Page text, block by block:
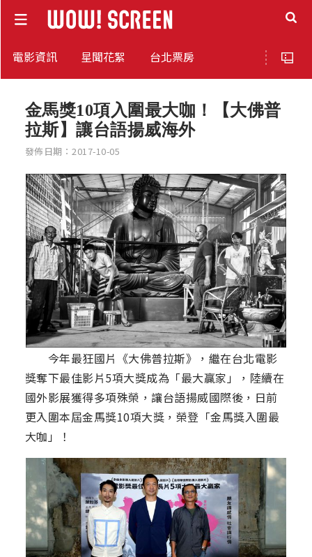
電影資訊 星聞花絮 台北票房
金馬獎10項入圍最大咖！【大佛普
拉斯】讓台語揚威海外
發佈日期：2017-10-05
今年最狂國片《大佛普拉斯》，繼在台北電影
獎奪下最佳影片5項大獎成為「最大贏家」，陸續在
國外影展獲得多項殊榮，讓台語揚威國際後，日前
更入圍本屆金馬獎10項大獎，榮登「金馬獎入圍最
大咖」！